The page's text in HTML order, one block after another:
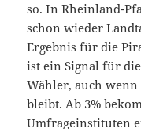
so. In Rheinland-
schon wieder
Ergebnis für die
ist ein Signal für
Wähler, auch
bleibt. Ab 3%
Umfrageinstituten